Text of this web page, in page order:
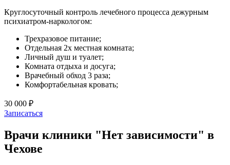
Круглосуточный контроль лечебного процесса дежурным
психиатром-наркологом:
Трехразовое питание;
Отдельная 2х местная комната;
Личный душ и туалет;
Комната отдыха и досуга;
Врачебный обход 3 раза;
Комфортабельная кровать;
30 000 ₽
Записаться
Врачи клиники "Нет зависимости" в
Чехове